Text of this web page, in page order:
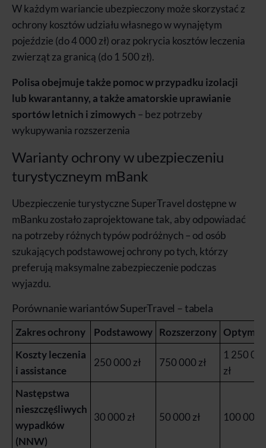
W każdym wariancie ubezpieczony może skorzystać z
ochrony kosztów udziału własnego w wynajętym
pojeździe (do 4 000 zł) oraz pokrycia kosztów leczenia
zwierząt za granicą (do 1 500 zł).
Polisa obejmuje także pomoc w przypadku izolacji
lub kwarantanny, a także amatorskie uprawianie
sportów letnich i zimowych – bez potrzeby
wykupywania rozszerzenia
Warianty ochrony w ubezpieczeniu
turystyczneym mBank
Ubezpieczenie turystyczne SuperTravel dostępne w
mBanku zostało zaprojektowane tak, aby odpowiadać
na potrzeby różnych typów podróżnych – od osób
szukających podstawowej ochrony po tych, którzy
preferują maksymalne zabezpieczenie podczas
wyjazdu.
Porównanie wariantów SuperTravel – tabela
Zakres ochrony Podstawowy Rozszerzony
Koszty leczenia
i assistance
250 000 zł 750 000 zł
1 250
zł
Następstwa
nieszczęśliwych
wypadków
(NNW)
30 000 zł 50 000 zł 100 000